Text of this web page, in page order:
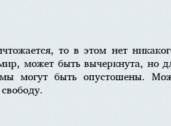
то в этом нет
может быть вычеркнута, но
могут быть опустошены.